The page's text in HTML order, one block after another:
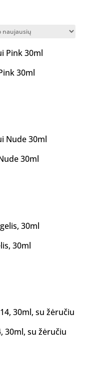
30ml
30ml
30ml
30ml, su žėručiu